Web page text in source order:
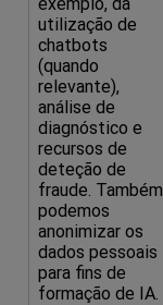
utilização de
chatbots
(quando
relevante),
análise de
diagnóstico e
recursos de
deteção de
fraude. Também
podemos
anonimizar os
dados pessoais
para fins de
formação de IA.